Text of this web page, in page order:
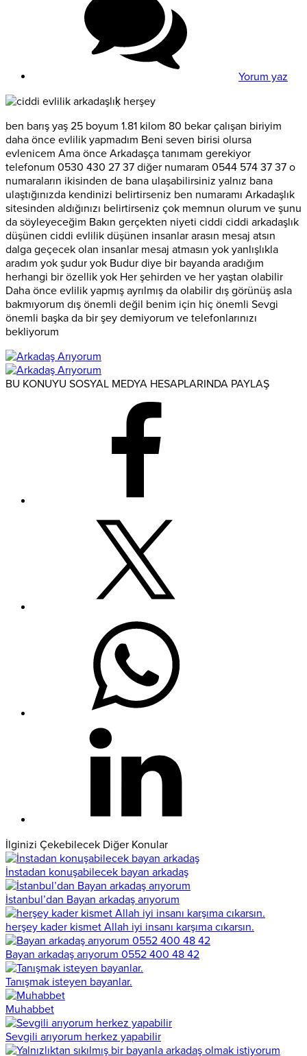
Yorum yaz
ben barış yaş 25 boyum 1.81 kilom 80 bekar çalışan biriyim
daha önce evlilik yapmadım Beni seven birisi olursa
evlenicem Ama önce Arkadaşça tanımam gerekiyor
telefonum 0530 430 27 37 diğer numaram 0544 574 37 37 o
numaraların ikisinden de bana ulaşabilirsiniz yalnız bana
ulaştığınızda kendinizi belirtirseniz ben numaramı Arkadaşlık
sitesinden aldığınızı belirtirseniz çok memnun olurum ve şunu
da söyleyeceğim Bakın gerçekten niyeti ciddi ciddi arkadaşlık
düşünen ciddi evlilik düşünen insanlar arasın mesaj atsın
dalga geçecek olan insanlar mesaj atmasın yok yanlışlıkla
aradım yok şudur yok Budur diye bir bayanda aradığım
herhangi bir özellik yok Her şehirden ve her yaştan olabilir
Daha önce evlilik yapmış ayrılmış da olabilir dış görünüş asla
bakmıyorum dış önemli değil benim için hiç önemli Sevgi
önemli başka da bir şey demiyorum ve telefonlarınızı
bekliyorum
BU KONUYU SOSYAL MEDYA HESAPLARINDA PAYLAŞ
İlginizi Çekebilecek Diğer Konular
İnstadan konuşabilecek bayan arkadaş
İstanbul’dan Bayan arkadaş arıyorum
herşey kader kismet Allah iyi insanı karşıma cıkarsın.
Bayan arkadaş arıyorum 0552 400 48 42
Tanışmak isteyen bayanlar.
Muhabbet
Sevgili arıyorum herkez yapabilir